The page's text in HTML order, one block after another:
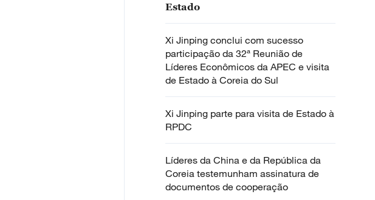
Estado
Xi Jinping conclui com sucesso
participação da 32ª Reunião de
Líderes Econômicos da APEC e visita
de Estado à Coreia do Sul
Xi Jinping parte para visita de Estado à
RPDC
Líderes da China e da República da
Coreia testemunham assinatura de
documentos de cooperação